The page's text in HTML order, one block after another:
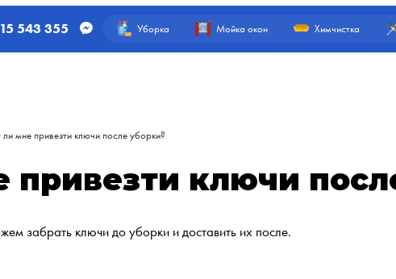
543 355 Уборка Мойка окон Химчистка
ли мне привезти ключи после уборки?
привезти ключи
забрать ключи до уборки и доставить их после.